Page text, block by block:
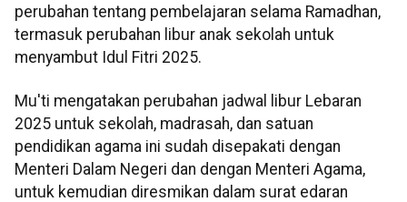
perubahan tentang pembelajaran selama Ramadhan,
termasuk perubahan libur anak sekolah untuk
menyambut Idul Fitri 2025.
Mu'ti mengatakan perubahan jadwal libur Lebaran
2025 untuk sekolah, madrasah, dan satuan
pendidikan agama ini sudah disepakati dengan
Menteri Dalam Negeri dan dengan Menteri Agama,
untuk kemudian diresmikan dalam surat edaran